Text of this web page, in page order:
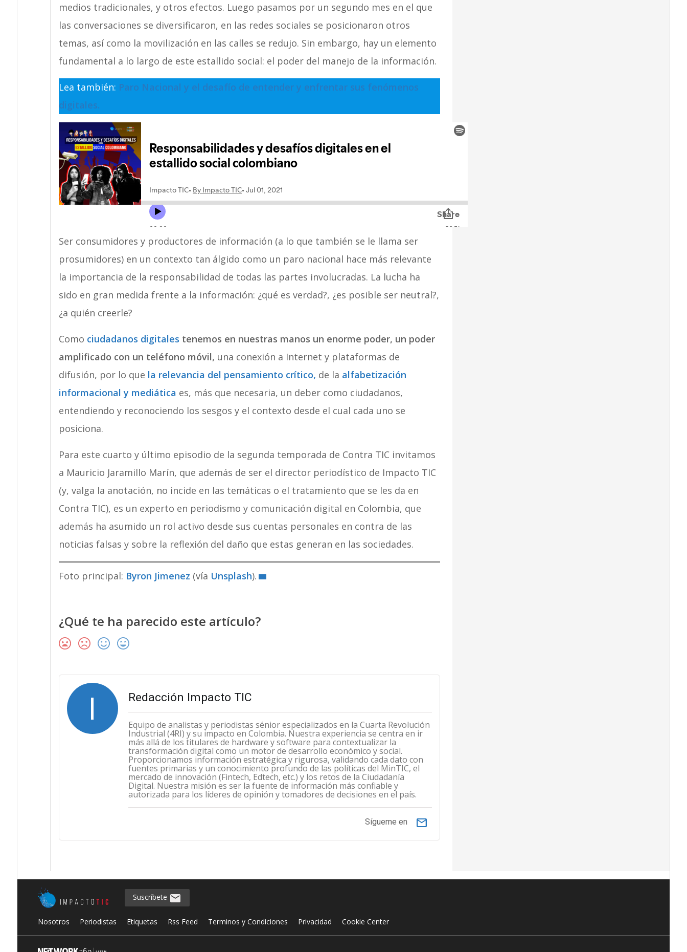
medios tradicionales, y otros efectos. Luego pasamos por un segundo mes en el que
las conversaciones se diversificaron, en las redes sociales se posicionaron otros
temas, así como la movilización en las calles se redujo. Sin embargo, hay un elemento
fundamental a lo largo de este estallido social: el poder del manejo de la información.
Lea también: Paro Nacional y el desafío de entender y enfrentar sus fenómenos
digitales.
Ser consumidores y productores de información (a lo que también se le llama ser
prosumidores) en un contexto tan álgido como un paro nacional hace más relevante
la importancia de la responsabilidad de todas las partes involucradas. La lucha ha
sido en gran medida frente a la información: ¿qué es verdad?, ¿es posible ser neutral?,
¿a quién creerle?
Como ciudadanos digitales tenemos en nuestras manos un enorme poder, un poder
amplificado con un teléfono móvil, una conexión a Internet y plataformas de
difusión, por lo que la relevancia del pensamiento crítico, de la alfabetización
informacional y mediática es, más que necesaria, un deber como ciudadanos,
entendiendo y reconociendo los sesgos y el contexto desde el cual cada uno se
posiciona.
Para este cuarto y último episodio de la segunda temporada de Contra TIC invitamos
a Mauricio Jaramillo Marín, que además de ser el director periodístico de Impacto TIC
(y, valga la anotación, no incide en las temáticas o el tratamiento que se les da en
Contra TIC), es un experto en periodismo y comunicación digital en Colombia, que
además ha asumido un rol activo desde sus cuentas personales en contra de las
noticias falsas y sobre la reflexión del daño que estas generan en las sociedades.
Foto principal: Byron Jimenez (vía Unsplash).
¿Qué te ha parecido este artículo?
I Redacción Impacto TIC
Equipo de analistas y periodistas sénior especializados en la Cuarta Revolución
Industrial (4RI) y su impacto en Colombia. Nuestra experiencia se centra en ir
más allá de los titulares de hardware y software para contextualizar la
transformación digital como un motor de desarrollo económico y social.
Proporcionamos información estratégica y rigurosa, validando cada dato con
fuentes primarias y un conocimiento profundo de las políticas del MinTIC, el
mercado de innovación (Fintech, Edtech, etc.) y los retos de la Ciudadanía
Digital. Nuestra misión es ser la fuente de información más confiable y
autorizada para los líderes de opinión y tomadores de decisiones en el país.
email
Sígueme en
Suscríbete
Nosotros Periodistas Etiquetas Rss Feed Terminos y Condiciones Privacidad Cookie Center